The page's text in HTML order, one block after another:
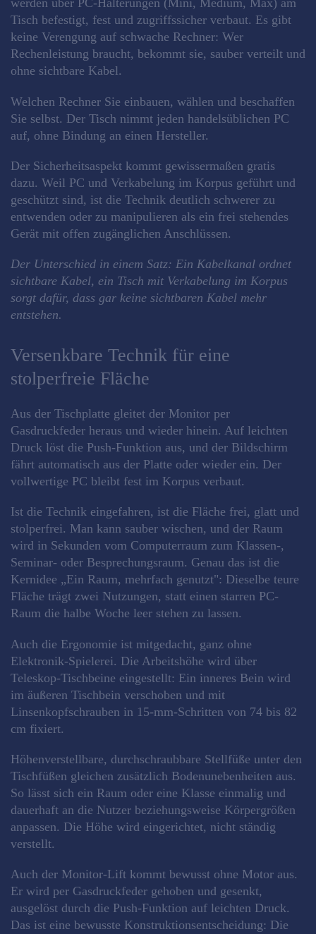
werden über PC-Halterungen (Mini, Medium, Max) am
Tisch befestigt, fest und zugriffssicher verbaut. Es gibt
keine Verengung auf schwache Rechner: Wer
Rechenleistung braucht, bekommt sie, sauber verteilt und
ohne sichtbare Kabel.
Welchen Rechner Sie einbauen, wählen und beschaffen
Sie selbst. Der Tisch nimmt jeden handelsüblichen PC
auf, ohne Bindung an einen Hersteller.
Der Sicherheitsaspekt kommt gewissermaßen gratis
dazu. Weil PC und Verkabelung im Korpus geführt und
geschützt sind, ist die Technik deutlich schwerer zu
entwenden oder zu manipulieren als ein frei stehendes
Gerät mit offen zugänglichen Anschlüssen.
Der Unterschied in einem Satz: Ein Kabelkanal ordnet
sichtbare Kabel, ein Tisch mit Verkabelung im Korpus
sorgt dafür, dass gar keine sichtbaren Kabel mehr
entstehen.
Versenkbare Technik für eine
stolperfreie Fläche
Aus der Tischplatte gleitet der Monitor per
Gasdruckfeder heraus und wieder hinein. Auf leichten
Druck löst die Push-Funktion aus, und der Bildschirm
fährt automatisch aus der Platte oder wieder ein. Der
vollwertige PC bleibt fest im Korpus verbaut.
Ist die Technik eingefahren, ist die Fläche frei, glatt und
stolperfrei. Man kann sauber wischen, und der Raum
wird in Sekunden vom Computerraum zum Klassen-,
Seminar- oder Besprechungsraum. Genau das ist die
Kernidee „Ein Raum, mehrfach genutzt": Dieselbe teure
Fläche trägt zwei Nutzungen, statt einen starren PC-
Raum die halbe Woche leer stehen zu lassen.
Auch die Ergonomie ist mitgedacht, ganz ohne
Elektronik-Spielerei. Die Arbeitshöhe wird über
Teleskop-Tischbeine eingestellt: Ein inneres Bein wird
im äußeren Tischbein verschoben und mit
Linsenkopfschrauben in 15-mm-Schritten von 74 bis 82
cm fixiert.
Höhenverstellbare, durchschraubbare Stellfüße unter den
Tischfüßen gleichen zusätzlich Bodenunebenheiten aus.
So lässt sich ein Raum oder eine Klasse einmalig und
dauerhaft an die Nutzer beziehungsweise Körpergrößen
anpassen. Die Höhe wird eingerichtet, nicht ständig
verstellt.
Auch der Monitor-Lift kommt bewusst ohne Motor aus.
Er wird per Gasdruckfeder gehoben und gesenkt,
ausgelöst durch die Push-Funktion auf leichten Druck.
Das ist eine bewusste Konstruktionsentscheidung: Die